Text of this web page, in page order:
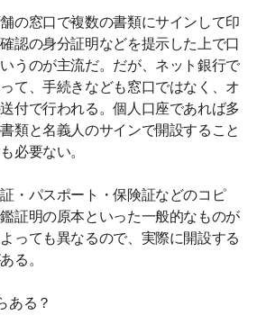
の窓口で複数の書類にサインして印
認の身分証明などを提示した上で口
うのが主流だ。だが、ネット銀行で
て、手続きなども窓口ではなく、オ
付で行われる。個人口座であれば多
類と名義人のサインで開設すること
必要ない。
・パスポート・保険証などのコピ
証明の原本といった一般的なものが
っても異なるので、実際に開設する
る。
ある？